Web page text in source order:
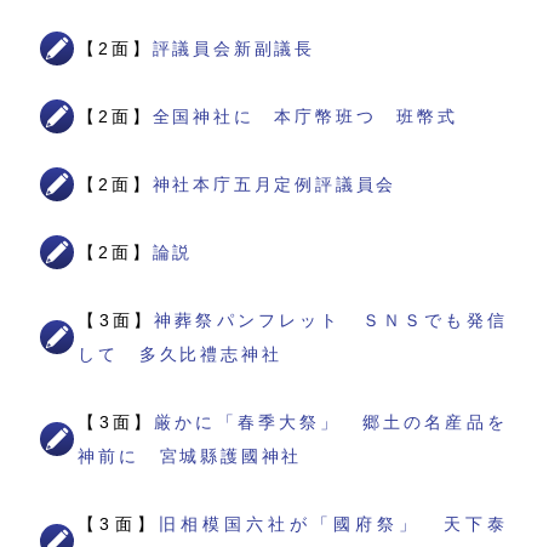
【2面】 評議員会新副議長
【2面】 全国神社に 本庁幣班つ 班幣式
【2面】 神社本庁五月定例評議員会
【2面】 論説
【3面】神葬祭パンフレット ＳＮＳでも発信
して 多久比禮志神社
【3面】 厳かに「春季大祭」 郷土の名産品を
神前に 宮城縣護國神社
【3面】
旧相模国六社が「國府祭」 天下泰